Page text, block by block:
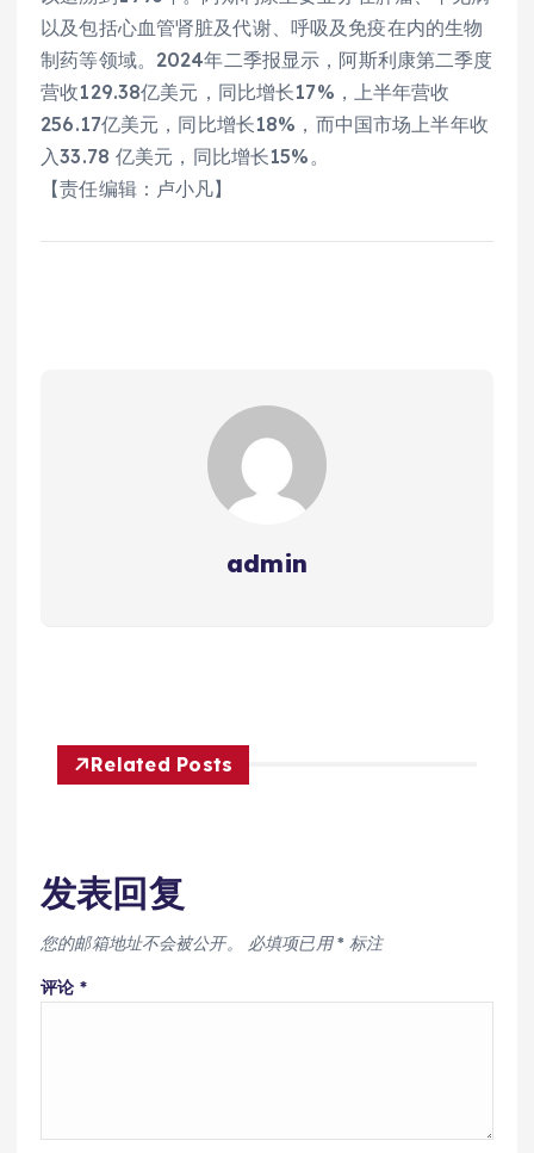
以及包括心血管肾脏及代谢、呼吸及免疫在内的生物
制药等领域。2024年二季报显示，阿斯利康第二季度
营收129.38亿美元，同比增长17%，上半年营收
256.17亿美元，同比增长18%，而中国市场上半年收
入33.78 亿美元，同比增长15%。
【责任编辑：卢小凡】
admin
Related Posts
发表回复
您的邮箱地址不会被公开。 必填项已用* 标注
评论 *